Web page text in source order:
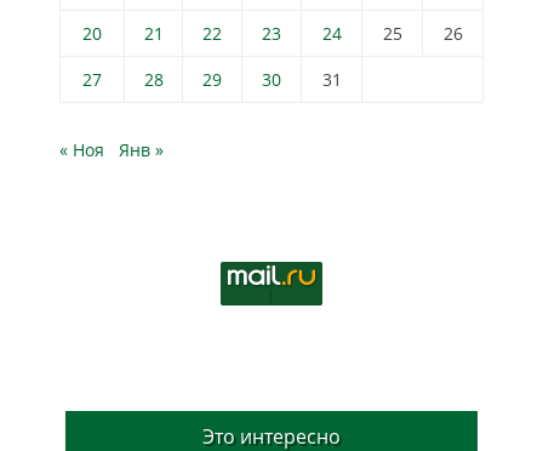
20
21 22 23 24 25
26
27
28 29 30 31
« Ноя Янв »
Это интересно